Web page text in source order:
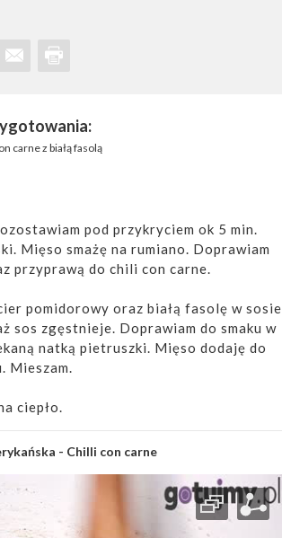
carne z białą fasolą
pod przykryciem ok 5 min.
Mięso smażę na rumiano. Doprawiam
przyprawą do chili con carne.
pomidorowy oraz białą fasolę w sosie
sos zgęstnieje. Doprawiam do smaku w
natką pietruszki. Mięso dodaję do
Mieszam.
ciepło.
- Chilli con carne